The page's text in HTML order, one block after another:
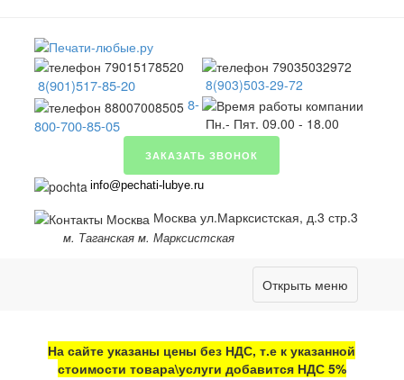
8(901)517-85-20
8-
800-700-85-05
8(903)503-29-72
Пн.- Пят. 09.00 - 18.00
ЗАКАЗАТЬ ЗВОНОК
info@pechati-lubye.ru
Москва ул.Марксистская, д.3 стр.3
м. Таганская м. Марксистская
Открыть меню
На сайте указаны цены без НДС, т.е к указанной
стоимости товара\услуги добавится НДС 5%